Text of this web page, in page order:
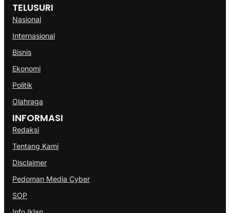
TELUSURI
Nasional
Internasional
Bisnis
Ekonomi
Politik
Olahraga
INFORMASI
Redaksi
Tentang Kami
Disclaimer
Pedoman Media Cyber
SOP